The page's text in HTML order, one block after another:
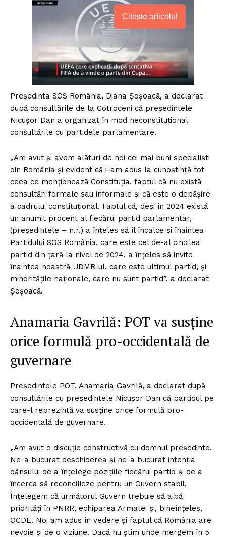
Citește articolul
Președinta SOS România, Diana Șoșoacă, a declarat
după consultările de la Cotroceni că președintele
Nicușor Dan a organizat în mod neconstituțional
consultările cu partidele parlamentare.
„Am avut și avem alături de noi cei mai buni specialiști
din România și evident că i-am adus la cunoștință tot
ceea ce menționează Constituția, faptul că nu există
consultări formale sau informale și că este o depășire
a cadrului constituțional. Faptul că, deși în 2024 există
un anumit procent al fiecărui partid parlamentar,
(președintele – n.r.) a înțeles să îl încalce și înaintea
Partidului SOS România, care este cel de-al cincilea
partid din țară la nivel de 2024, a înțeles să invite
înaintea noastră UDMR-ul, care este ultimul partid, și
minoritățile naționale, care nu sunt partid”, a declarat
Șoșoacă.
Anamaria Gavrilă: POT va susține
orice formulă pro-occidentală de
guvernare
Președintele POT, Anamaria Gavrilă, a declarat după
consultările cu președintele Nicușor Dan că partidul pe
care-l reprezintă va susține orice formulă pro-
occidentală de guvernare.
„Am avut o discuție constructivă cu domnul președinte.
Ne-a bucurat deschiderea și ne-a bucurat intenția
dânsului de a înțelege pozițiile fiecărui partid și de a
încerca să reconcilieze pentru un Guvern stabil.
Înțelegem că următorul Guvern trebuie să aibă
priorități în PNRR, echiparea Armatei și, bineînțeles,
OCDE. Noi am adus în vedere și faptul că România are
nevoie și de o viziune. Dacă nu știm unde mergem în 5